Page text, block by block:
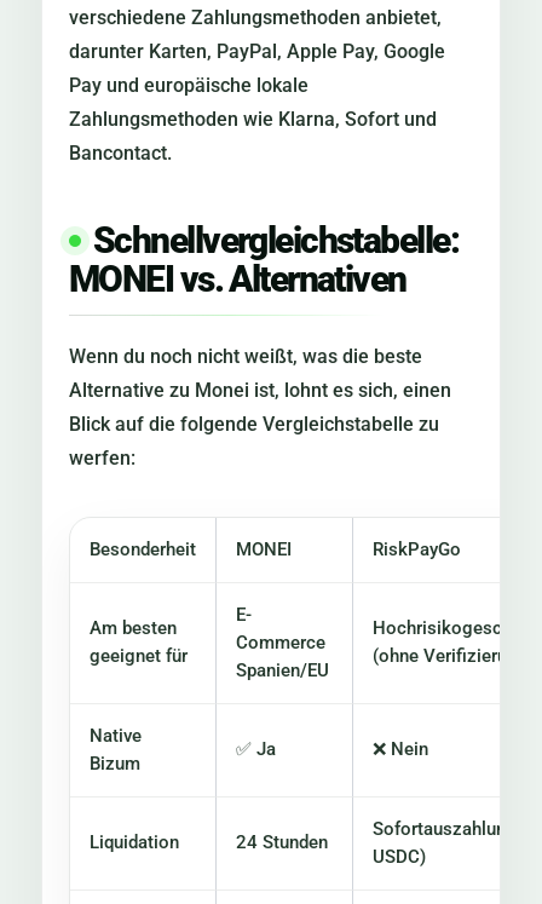
verschiedene Zahlungsmethoden anbietet,
darunter Karten, PayPal, Apple Pay, Google
Pay und europäische lokale
Zahlungsmethoden wie Klarna, Sofort und
Bancontact.
Schnellvergleichstabelle:
MONEI vs. Alternativen
Wenn du noch nicht weißt, was die beste
Alternative zu Monei ist, lohnt es sich, einen
Blick auf die folgende Vergleichstabelle zu
werfen:
Besonderheit MONEI RiskPayGo
Am besten
geeignet für
E-
Commerce
Spanien/EU
Hochrisikogeschäfte
(ohne Verifizierung)
Native
Bizum
✅ Ja ❌ Nein
Liquidation 24 Stunden
Sofortauszahlung (in
USDC)